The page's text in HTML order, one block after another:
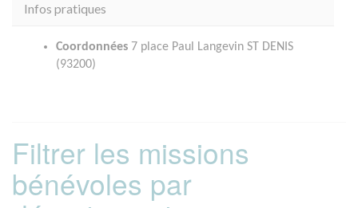
Infos pratiques
Coordonnées 7 place Paul Langevin ST DENIS
(93200)
Filtrer les missions
bénévoles par